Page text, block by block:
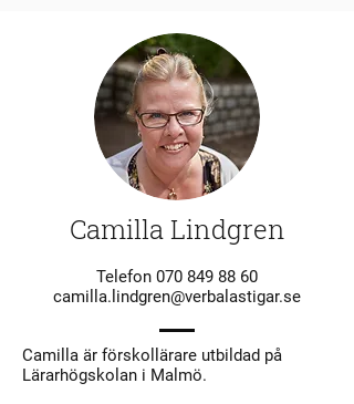
Camilla Lindgren
Telefon 070 849 88 60
camilla.lindgren@verbalastigar.se
Camilla är förskollärare utbildad på
Lärarhögskolan i Malmö.